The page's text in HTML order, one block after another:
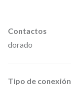
Contactos
dorado
Tipo de conexión